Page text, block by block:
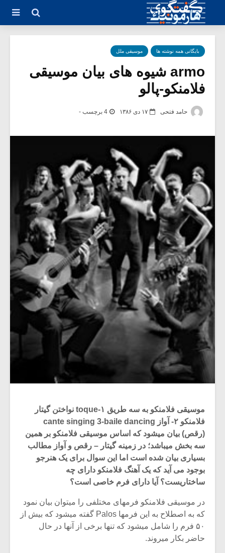
بایگانی همه نوشته ها موسیقی ملل
armo شیوه های بیان موسیقی
فلامنکو-پالو
حامد فتحی ۱۷ دی ۱۳۸۶ 4 برچسب -
موسیقی فلامنکو به سه طریق ۱-toque نواختن گیتار
فلامنکو ۲- آواز cante singing 3-baile dancing
(رقص) بیان میشود که اساس موسیقی فلامنکو بر همین
سه بخش میباشد؛ در زمینه گیتار – رقص و آواز مطالب
بسیاری بیان شده است اما این سوال برای یک هنرجو
بوجود می آید که یک آهنگ فلامنکو دارای چه
ساختاریست؟ آیا دارای فرم خاصی است؟
در موسیقی فلامنکو فرمهای مختلفی را میتوان بیان نمود
که به اصطلاح به این فرمها Palos گفته میشود که بیش از
۵۰ فرم را شامل میشود که تنها برخی از آنها در حال
حاضر بکار میروند.